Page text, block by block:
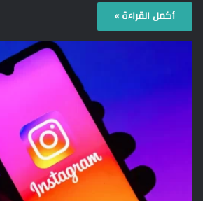
أكمل القراءة »